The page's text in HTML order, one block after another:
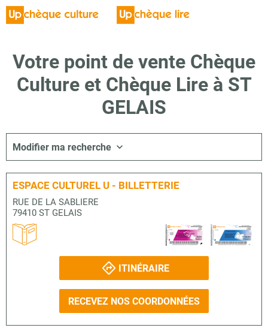
Votre point de vente Chèque
Culture et Chèque Lire à ST
GELAIS
Modifier ma recherche
ESPACE CULTUREL U - BILLETTERIE
RUE DE LA SABLIERE
79410 ST GELAIS
ITINÉRAIRE
RECEVEZ NOS COORDONNÉES